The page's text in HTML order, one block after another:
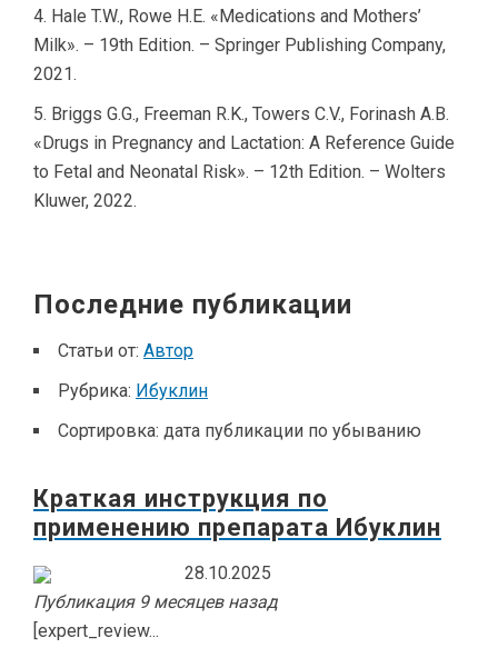
Hale T.W., Rowe H.E. «Medications and Mothers’
Milk». – 19th Edition. – Springer Publishing Company,
2021.
Briggs G.G., Freeman R.K., Towers C.V., Forinash A.B.
«Drugs in Pregnancy and Lactation: A Reference Guide
to Fetal and Neonatal Risk». – 12th Edition. – Wolters
Kluwer, 2022.
Последние публикации
Статьи от: Автор
Рубрика: Ибуклин
Сортировка: дата публикации по убыванию
Краткая инструкция по
применению препарата Ибуклин
28.10.2025
Публикация 9 месяцев назад
[expert_review...